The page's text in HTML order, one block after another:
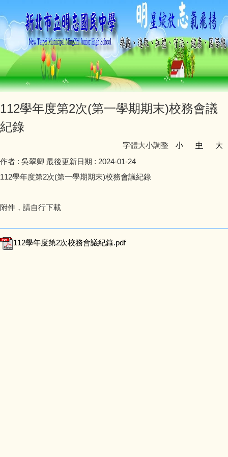
112學年度第2次(第一學期期末)校務會議
紀錄
字體大小調整 小 中
大
作者 : 吳翠卿 最後更新日期 : 2024-01-24
112學年度第2次(第一學期期末)校務會議紀錄
附件，請自行下載
112學年度第2次校務會議紀錄.pdf